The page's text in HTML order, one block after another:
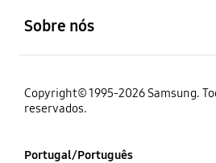
Sobre nós
Copyright© 1995-2026 Samsung.
reservados.
Portugal/Português